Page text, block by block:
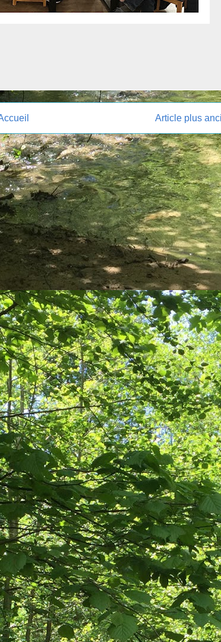
Article plus